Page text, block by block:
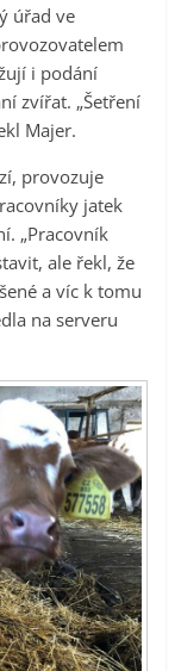
úřad ve
i podání
zvířat. „Šetření
Majer.
provozuje
jatek
„Pracovník
ale řekl, že
a víc k tomu
na serveru